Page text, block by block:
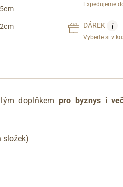
Expedujeme
DÁREK i
Vyberte si v
doplňkem pro byznys i
složek)